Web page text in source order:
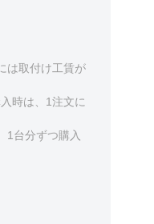
は取付け工賃が
時は、1注文に
1台分ずつ購入